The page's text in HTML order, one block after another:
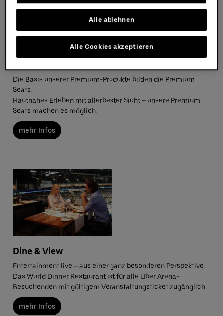
Die Basis unserer Premium-Produkte bilden die Premium
Seats.
Hautnahes Erleben mit allerbester Sicht – unsere Premium
Seats machen es möglich.
mehr Infos
Dine & View
Entertainment live – aus einer ganz besonderen Perspektive.
Das World Dinner Restaurant ist für alle Uber Arena-
Besuchenden mit gültigem Veranstaltungsticket zugänglich.
mehr Infos
Alle ablehnen
Alle Cookies akzeptieren